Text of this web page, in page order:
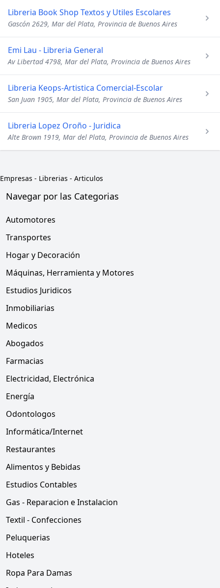
Libreria Book Shop Textos y Utiles Escolares
Gascón 2629, Mar del Plata, Provincia de Buenos Aires
Emi Lau - Libreria General
Av Libertad 4798, Mar del Plata, Provincia de Buenos Aires
Libreria Keops-Artistica Comercial-Escolar
San Juan 1905, Mar del Plata, Provincia de Buenos Aires
Libreria Lopez Oroño - Juridica
Alte Brown 1919, Mar del Plata, Provincia de Buenos Aires
Empresas - Librerias - Articulos
Navegar por las Categorias
Automotores
Transportes
Hogar y Decoración
Máquinas, Herramienta y Motores
Estudios Juridicos
Inmobiliarias
Medicos
Abogados
Farmacias
Electricidad, Electrónica
Energía
Odontologos
Informática/Internet
Restaurantes
Alimentos y Bebidas
Estudios Contables
Gas - Reparacion e Instalacion
Textil - Confecciones
Peluquerias
Hoteles
Ropa Para Damas